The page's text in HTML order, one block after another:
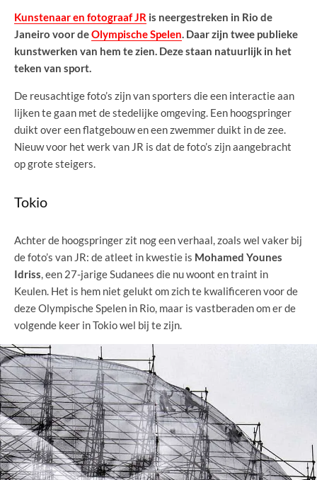
Kunstenaar en fotograaf JR is neergestreken in Rio de
Janeiro voor deOlympische Spelen. Daar zijn twee publieke
kunstwerken van hem te zien. Deze staan natuurlijk in het
teken van sport.
De reusachtige foto’s zijn van sporters die een interactie aan
lijken te gaan met de stedelijke omgeving. Een hoogspringer
duikt over een flatgebouw en een zwemmer duikt in de zee.
Nieuw voor het werk van JR is dat de foto’s zijn aangebracht
op grote steigers.
Tokio
Achter de hoogspringer zit nog een verhaal, zoals wel vaker bij
de foto’s van JR: de atleet in kwestie is Mohamed Younes
Idriss, een 27-jarige Sudanees die nu woont en traint in
Keulen. Het is hem niet gelukt om zich te kwalificeren voor de
deze Olympische Spelen in Rio, maar is vastberaden om er de
volgende keer in Tokio wel bij te zijn.